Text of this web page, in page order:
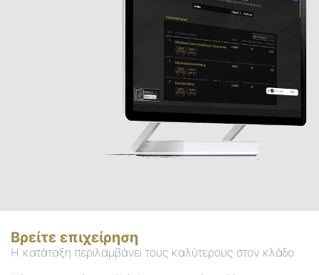
Βρείτε επιχείρηση
Η κατάταξη περιλαμβάνει τους καλύτερους στον κλάδο